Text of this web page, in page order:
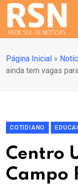
Página Inicial »
ainda tem vagas
COTIDIANO
Centro
Campo